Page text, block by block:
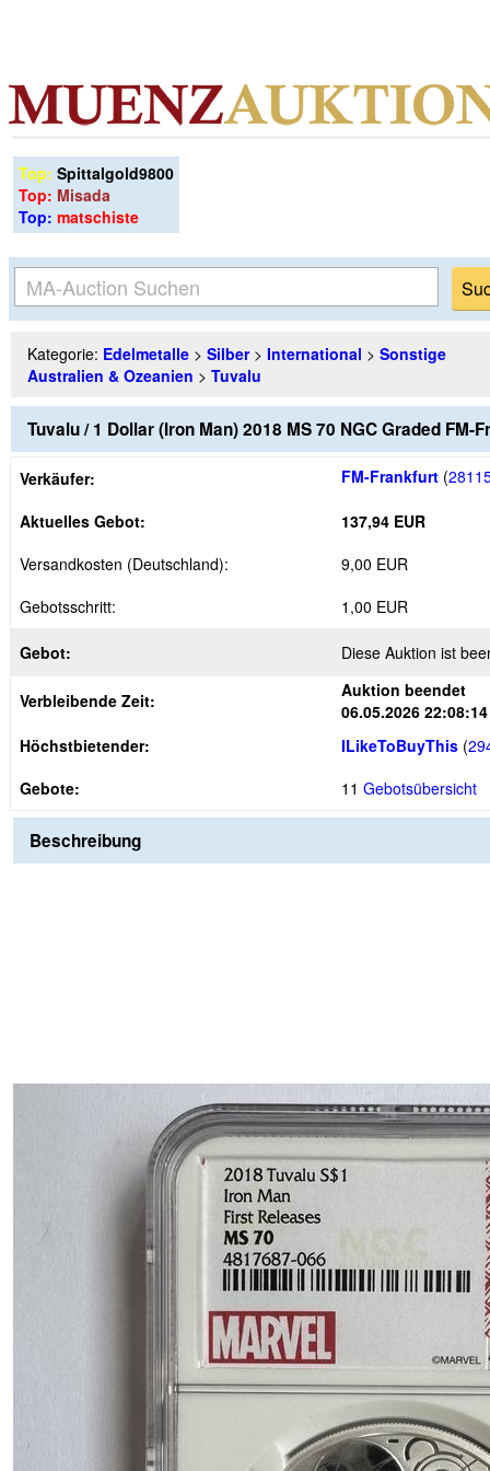
Top: Spittalgold9800
Top: Misada
Top: matschiste
Kategorie: Edelmetalle > Silber> International > Sonstige
Australien & Ozeanien > Tuvalu
Tuvalu / 1 Dollar (Iron Man) 2018 MS 70 NGC Graded
Verkäufer: FM-Frankfurt (
Aktuelles Gebot:
137,94 EUR
Versandkosten (Deutschland):
9,00 EUR
Gebotsschritt:
1,00 EUR
Gebot: Diese Auktion ist
Verbleibende Zeit:
Auktion beendet
06.05.2026 22:08:14
Höchstbietender:
ILikeToBuyThis (
Gebote:
11 Gebotsübersicht
Beschreibung